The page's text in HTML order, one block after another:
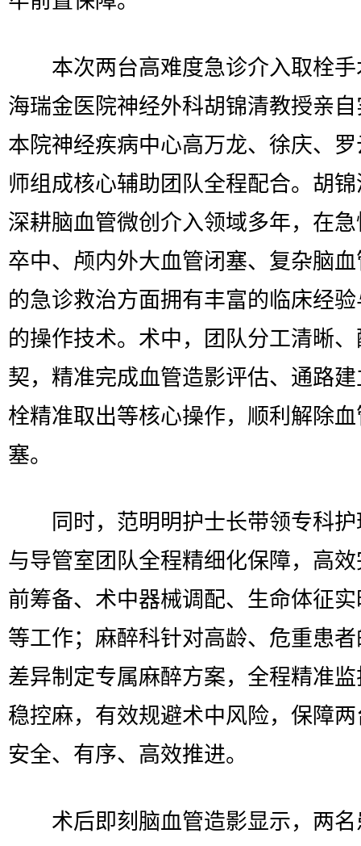
本次两台高难度急诊介入取栓手
海瑞金医院神经外科胡锦清教授亲
本院神经疾病中心高万龙、徐庆、
师组成核心辅助团队全程配合。胡
深耕脑血管微创介入领域多年，在
卒中、颅内外大血管闭塞、复杂脑
的急诊救治方面拥有丰富的临床经
的操作技术。术中，团队分工清晰
契，精准完成血管造影评估、通路
栓精准取出等核心操作，顺利解除
塞。
同时，范明明护士长带领专科护
与导管室团队全程精细化保障，高
前筹备、术中器械调配、生命体征
等工作；麻醉科针对高龄、危重患
差异制定专属麻醉方案，全程精准
稳控麻，有效规避术中风险，保障
安全、有序、高效推进。
术后即刻脑血管造影显示，两名